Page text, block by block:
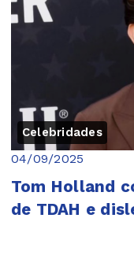
Celebridades
04/09/2025
Tom Holland
de TDAH e